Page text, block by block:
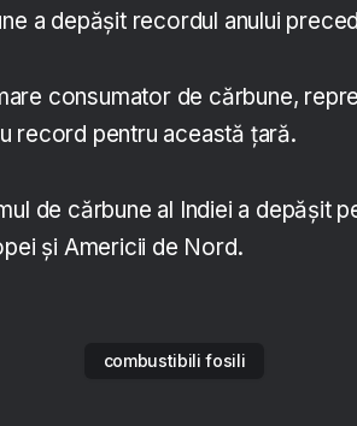
a depășit recordul anului
consumator de cărbune,
record pentru această țară.
de cărbune al Indiei a depășit
și Americii de Nord.
combustibili fosili